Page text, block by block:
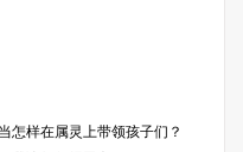
怎样在属灵上带领孩子们？